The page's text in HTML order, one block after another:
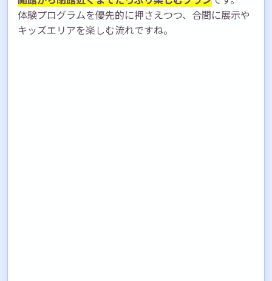
体験プログラムを優先的に押さえつつ、合間に展示や
キッズエリアを楽しむ流れですね。